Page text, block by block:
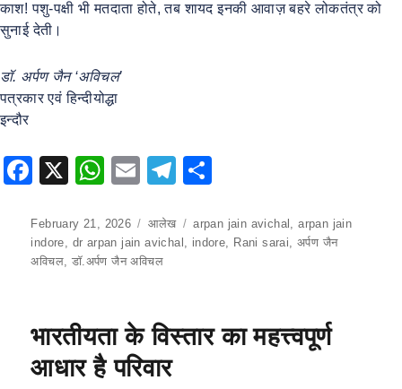
काश! पशु-पक्षी भी मतदाता होते, तब शायद इनकी आवाज़ बहरे लोकतंत्र को
सुनाई देती।
डॉ. अर्पण जैन ‘अविचल’
पत्रकार एवं हिन्दीयोद्धा
इन्दौर
F
c
e
o
k
X
W
at
s
p
E
ai
l
T
e
gr
ar
e
Posted
on
February 21, 2026 Categories
आलेख Tags
arpan jain avichal ,arpan jain
indore, dr arpan jain avichal , indore, Rani sarai, अर्पण जैन
अविचल, डॉ.अर्पण जैन अविचल
भारतीयता के विस्तार का महत्त्वपूर्ण
आधार है परिवार